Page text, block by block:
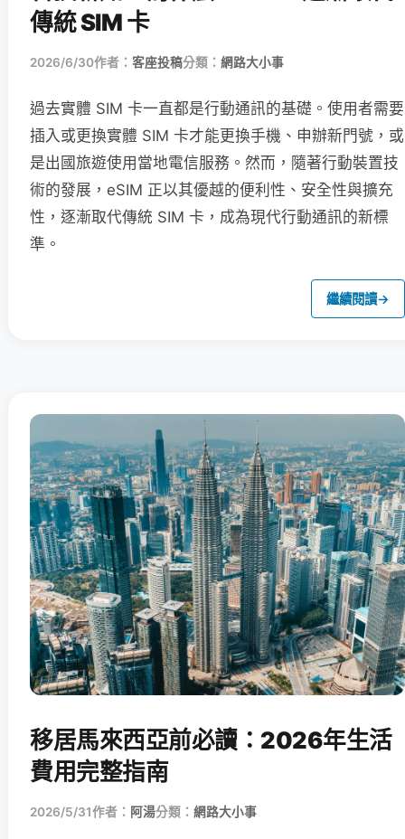
傳統 SIM 卡
2026/6/30作者： 客座投稿分類： 網路大小事
過去實體 SIM 卡一直都是行動通訊的基礎。使用者需要
插入或更換實體 SIM 卡才能更換手機、申辦新門號，或
是出國旅遊使用當地電信服務。然而，隨著行動裝置技
術的發展，eSIM 正以其優越的便利性、安全性與擴充
性，逐漸取代傳統 SIM 卡，成為現代行動通訊的新標
準。
繼續閱讀→
移居馬來西亞前必讀：2026年生活
費用完整指南
2026/5/31作者： 阿湯分類： 網路大小事